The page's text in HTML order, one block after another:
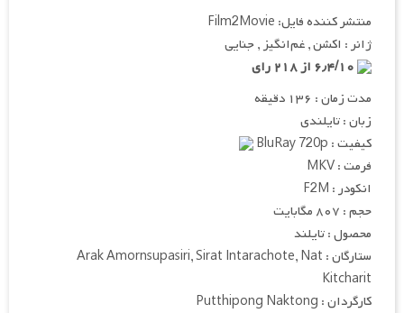
منتشر کننده فایل: Film2Movie
ژانر : اکشن , غم‌انگیز , جنایی
مدت زمان : ۱۳۶ دقیقه
زبان : تایلندی
کیفیت : BluRay 720p
فرمت : MKV
انکودر : F2M
حجم : ۸۰۷ مگابایت
محصول : تایلند
ستارگان : Arak Amornsupasiri, Sirat Intarachote, Nat
Kitcharit
کارگردان : Putthipong Naktong